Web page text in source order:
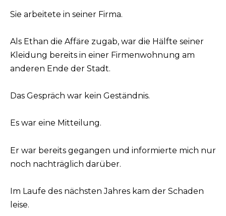
Sie arbeitete in seiner Firma.
Als Ethan die Affäre zugab, war die Hälfte seiner
Kleidung bereits in einer Firmenwohnung am
anderen Ende der Stadt.
Das Gespräch war kein Geständnis.
Es war eine Mitteilung.
Er war bereits gegangen und informierte mich nur
noch nachträglich darüber.
Im Laufe des nächsten Jahres kam der Schaden
leise.